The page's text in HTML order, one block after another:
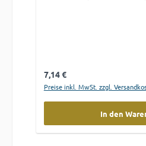
Regulärer Preis:
7,14 €
Preise inkl. MwSt. zzgl.
In den